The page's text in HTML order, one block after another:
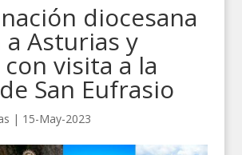
diocesana
a Asturias y
con visita a la
San Eufrasio
| 15-May-2023